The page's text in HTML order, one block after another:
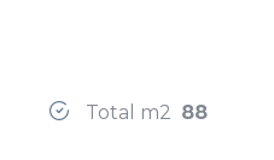
Total m2 88